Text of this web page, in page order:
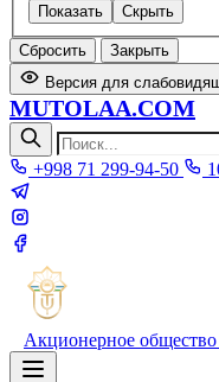
Показать Скрыть
Сбросить
Закрыть
Версия для
MUTOLAA.COM
+998 71 299-94-50
Акционерное общество